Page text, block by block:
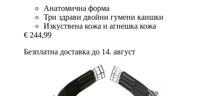
Анатомична форма
Три здрави двойни гумени каишки
Изкуствена кожа и агнешка кожа
€ 244,99
Безплатна доставка до 14. август